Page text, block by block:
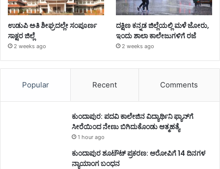
ಉಡುಪಿ ಅತಿ ಶೀಘ್ರದಲ್ಲೇ ಸಂಪೂರ್ಣ
ಸಾಕ್ಷರ ಜಿಲ್ಲೆ
2 weeks ago
ದಕ್ಷಿಣ ಕನ್ನಡ ಜಿಲ್ಲೆಯಲ್ಲಿ ಮಳೆ ಜೋರು,
ಇಂದು ಶಾಲಾ ಕಾಲೇಜುಗಳಿಗೆ ರಜೆ
2 weeks ago
Popular Recent Comments
ಕುಂದಾಪುರ: ಪದವಿ ಕಾಲೇಜಿನ ವಿದ್ಯಾರ್ಥಿನಿ ಫ್ಯಾನ್‌ಗೆ
ಸೀರೆಯಿಂದ ನೇಣು ಬಿಗಿದುಕೊಂಡು ಆತ್ಮಹತ್ಯೆ
1 hour ago
ಕುಂದಾಪುರ ಶೂಟೌಟ್ ಪ್ರಕರಣ: ಆರೋಪಿಗೆ 14 ದಿನಗಳ
ನ್ಯಾಯಾಂಗ ಬಂಧನ